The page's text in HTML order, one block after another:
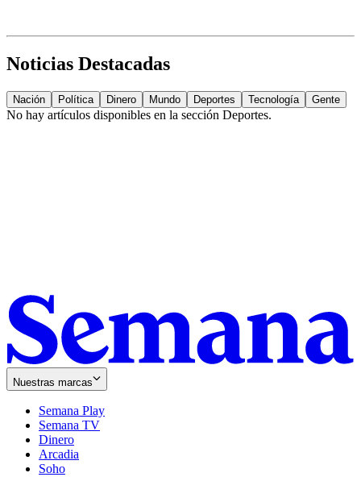
Noticias Destacadas
Nación Política Dinero Mundo Deportes Tecnología Gente
No hay artículos disponibles en la sección Deportes.
Nuestras marcas
Semana Play
Semana TV
Dinero
Arcadia
Soho